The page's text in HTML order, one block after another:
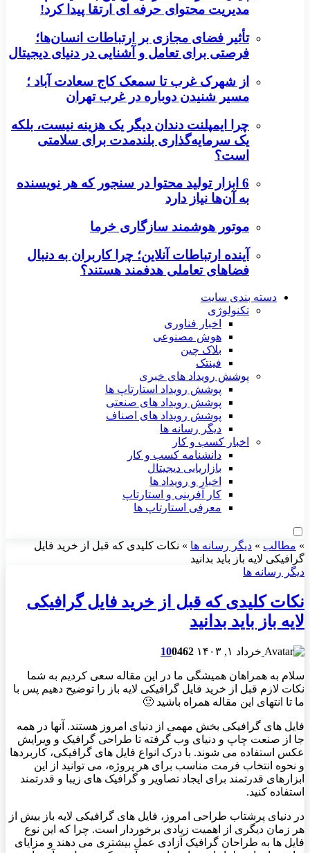
مدیریت محتوای حرفه ای ارتقا پیدا کرد!
تأثیر فضای مجازی بر ارتباطات انسان‌ها؛
فرصتی برای تعامل و آشنایی در دنیای دیجیتال
از شهرک غرب تا سمعک کاج سعادت آباد ؛
مسیر شنیدن دوباره در غرب تهران
چرا ایمپلنت دندان دیگر یک هزینه نیست، بلکه
یک سرمایه‌گذاری بلندمدت برای سلامتی
است؟
6 ابزار تولید محتوا در سنجور که هر نویسنده
به آن‌ها نیاز دارد
موتور هوشمند سازگاری خرما
آینده ارتباطات آنلاین؛ چرا کاربران به دنبال
فضاهای تعاملی هدفمند هستند؟
دسته بندی سایت
تکنولوژی
اخبار فناوری
هوش مصنوعی
بلاک چین
فینتک
پوشش رویداد های خبری
پوشش رویداد استارتاپ ها
پوشش رویداد های صنعتی
پوشش رویداد های اصناف
دیگر رسانه ها
اخبار کسب و کار
دانشنامه کسب و کار
بازاریابی دیجیتال
اخبار و رویداد ها
کار آفرینی و استارتاپ
معرفی استارتاپ ها
» مطالب » دیگر رسانه ها » نکات کلیدی که قبل از خرید فایل
گرافیکی لایه باز باید بدانید
دیگر رسانه ها
نکات کلیدی که قبل از خرید فایل گرافیکی
لایه باز باید بدانید
خرداد ۱, ۱۴۰۳ 100462
سلام به همراهان همیشگی ما در این مقاله سعی کردیم به شما
نکات لازم قبل از خرید فایل گرافیکی لایه باز را توضیح دهیم پس با
ما تا انتهای این مقاله همراه باشید 🙂
فایل های گرافیکی بخش مهمی از دنیای امروز هستند. آنها در همه
جا از صنعت چاپ و دنیای وب گرفته تا طراحی گرافیک و ویرایش
عکس استفاده می شوند. با درک انواع فایل های گرافیکی، کاربردها
و نحوه انتخاب فرمت مناسب برای هر پروژه، می توانید از این
ابزارهای قدرتمند برای ایجاد تصاویر و گرافیک های زیبا و قدرتمند
استفاده کنید.
در دنیای پرشتاب طراحی امروز، فایل های گرافیکی لایه باز بیش از
هر زمان دیگری از اهمیت زیادی برخوردار است. چرا که این نوع
فایل ها به طراحان گرافیک آزادی عمل بیشتری می دهند و مزایای